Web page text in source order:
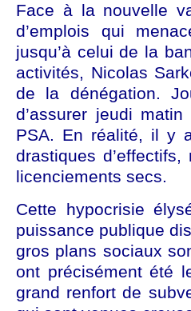
Face à la nouvelle
d’emplois qui
jusqu’à celui de la
activités, Nicolas
de la dénégation.
d’assurer jeudi matin
PSA. En réalité, il y
drastiques
licenciements secs.
Cette hypocrisie
puissance publique
gros plans sociaux
ont précisément été
grand renfort de